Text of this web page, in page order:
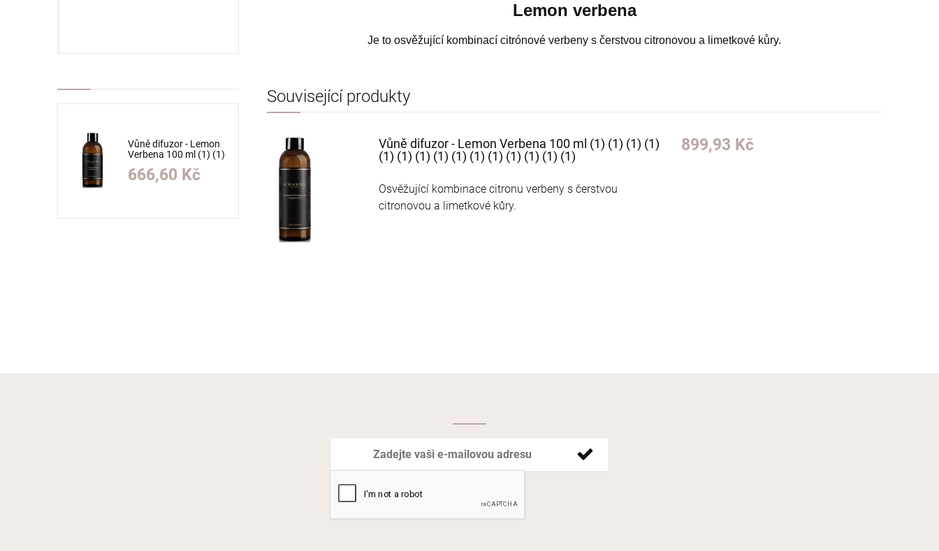
Vůně difuzor - Lemon
Verbena 100 ml (1) (1)
(1) (1) (1) (1) (1) (1)
666,60 Kč
Lemon verbena
Je to osvěžující kombinací citrónové verbeny s čerstvou citronovou a limetkové kůry.
Související produkty
Vůně difuzor - Lemon Verbena 100 ml (1) (1) (1) (1)
(1) (1) (1) (1) (1) (1) (1) (1) (1) (1) (1)
Osvěžující kombinace citronu verbeny s čerstvou
citronovou a limetkové kůry.
899,93 Kč